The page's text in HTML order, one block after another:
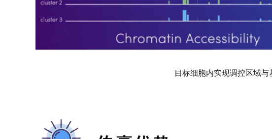
目标细胞内实现调控区域